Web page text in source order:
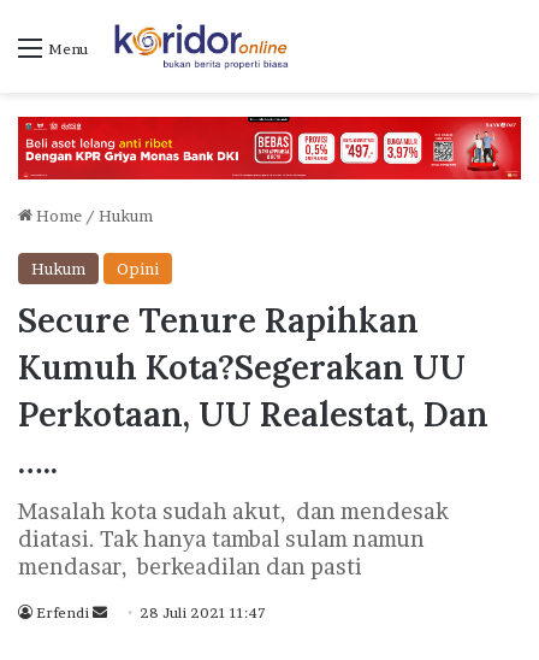
Menu
Home / Hukum
Hukum Opini
Secure Tenure Rapihkan
Kumuh Kota?Segerakan UU
Perkotaan, UU Realestat, Dan
…..
Masalah kota sudah akut, dan mendesak
diatasi. Tak hanya tambal sulam namun
mendasar, berkeadilan dan pasti
Erfendi 28 Juli 2021 11:47